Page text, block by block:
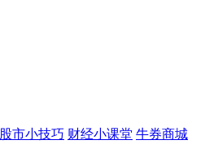
股市小技巧 财经小课堂 牛券商城